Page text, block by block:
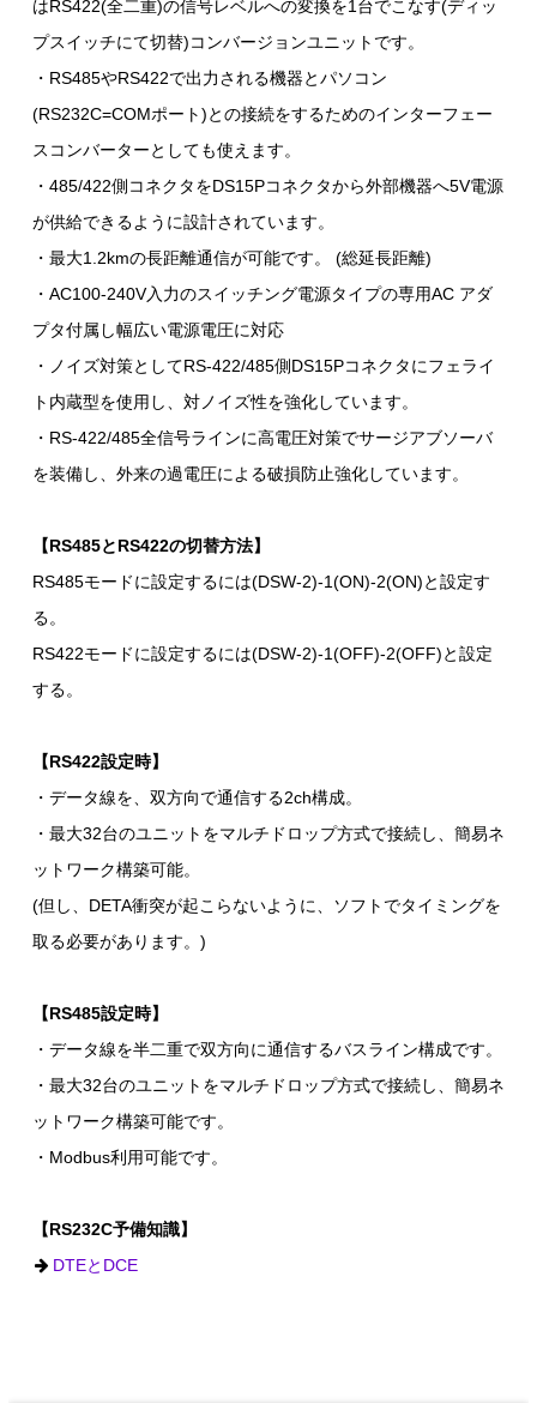
はRS422(全二重)の信号レベルへの変換を1台でこなす(ディッ
プスイッチにて切替)コンバージョンユニットです。
・RS485やRS422で出力される機器とパソコン
(RS232C=COMポート)との接続をするためのインターフェー
スコンバーターとしても使えます。
・485/422側コネクタをDS15Pコネクタから外部機器へ5V電源
が供給できるように設計されています。
・最大1.2kmの長距離通信が可能です。 (総延長距離)
・AC100-240V入力のスイッチング電源タイプの専用AC アダ
プタ付属し幅広い電源電圧に対応
・ノイズ対策としてRS-422/485側DS15Pコネクタにフェライ
ト内蔵型を使用し、対ノイズ性を強化しています。
・RS-422/485全信号ラインに高電圧対策でサージアブソーバ
を装備し、外来の過電圧による破損防止強化しています。
【RS485とRS422の切替方法】
RS485モードに設定するには(DSW-2)-1(ON)-2(ON)と設定す
る。
RS422モードに設定するには(DSW-2)-1(OFF)-2(OFF)と設定
する。
【RS422設定時】
・データ線を、双方向で通信する2ch構成。
・最大32台のユニットをマルチドロップ方式で接続し、簡易ネ
ットワーク構築可能。
(但し、DETA衝突が起こらないように、ソフトでタイミングを
取る必要があります。)
【RS485設定時】
・データ線を半二重で双方向に通信するバスライン構成です。
・最大32台のユニットをマルチドロップ方式で接続し、簡易ネ
ットワーク構築可能です。
・Modbus利用可能です。
【RS232C予備知識】
DTEとDCE